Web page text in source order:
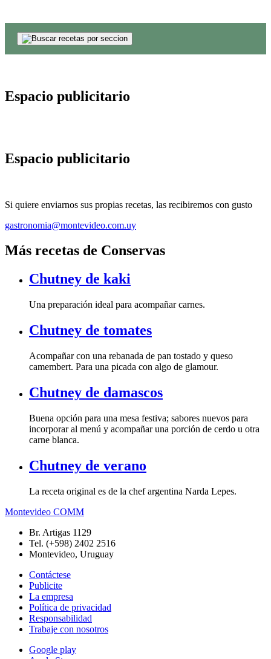
Espacio publicitario
Espacio publicitario
Si quiere enviarnos sus propias recetas, las recibiremos con gusto
gastronomia@montevideo.com.uy
Más recetas de Conservas
Chutney de kaki
Una preparación ideal para acompañar carnes.
Chutney de tomates
Acompañar con una rebanada de pan tostado y queso
camembert. Para una picada con algo de glamour.
Chutney de damascos
Buena opción para una mesa festiva; sabores nuevos para
incorporar al menú y acompañar una porción de cerdo u otra
carne blanca.
Chutney de verano
La receta original es de la chef argentina Narda Lepes.
Montevideo COMM
Br. Artigas 1129
Tel. (+598) 2402 2516
Montevideo, Uruguay
Contáctese
Publicite
La empresa
Política de privacidad
Responsabilidad
Trabaje con nosotros
Google play